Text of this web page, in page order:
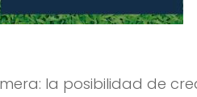
la posibilidad de